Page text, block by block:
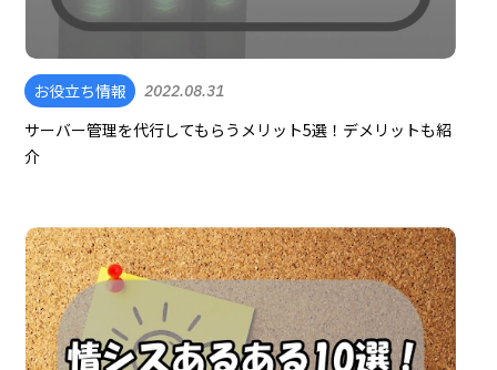
お役立ち情報 2022.08.31
サーバー管理を代行してもらうメリット5選！デメリットも紹
介